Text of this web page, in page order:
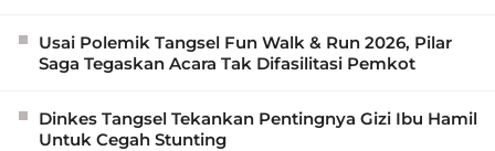
Usai Polemik Tangsel Fun Walk & Run 2026, Pilar
Saga Tegaskan Acara Tak Difasilitasi Pemkot
Dinkes Tangsel Tekankan Pentingnya Gizi Ibu Hamil
Untuk Cegah Stunting